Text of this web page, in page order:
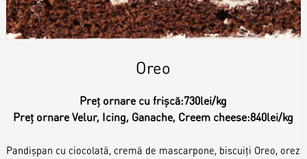
Accesorii/Party
Oreo
Preț ornare cu frișcă:730lei/kg
Preț ornare Velur, Icing, Ganache, Creem cheese:840lei/kg
Pandișpan cu ciocolată, cremă de mascarpone, biscuiți Oreo, orez